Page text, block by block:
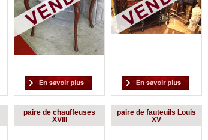
paire de chauffeuses
XVIII
paire de fauteuils Louis
XV